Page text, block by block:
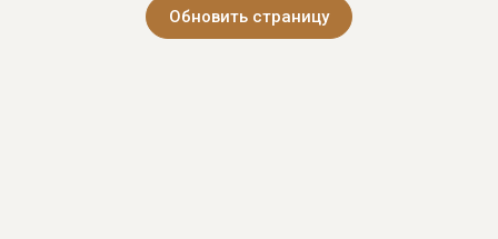
Обновить страницу